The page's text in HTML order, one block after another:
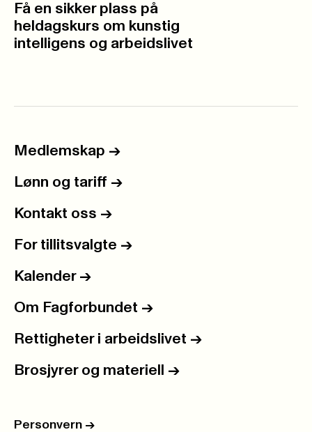
Få en sikker plass på
heldagskurs om kunstig
intelligens og arbeidslivet
Medlemskap ->
Lønn og tariff ->
Kontakt oss ->
For tillitsvalgte ->
Kalender ->
Om Fagforbundet ->
Rettigheter i arbeidslivet ->
Brosjyrer og materiell ->
Personvern ->